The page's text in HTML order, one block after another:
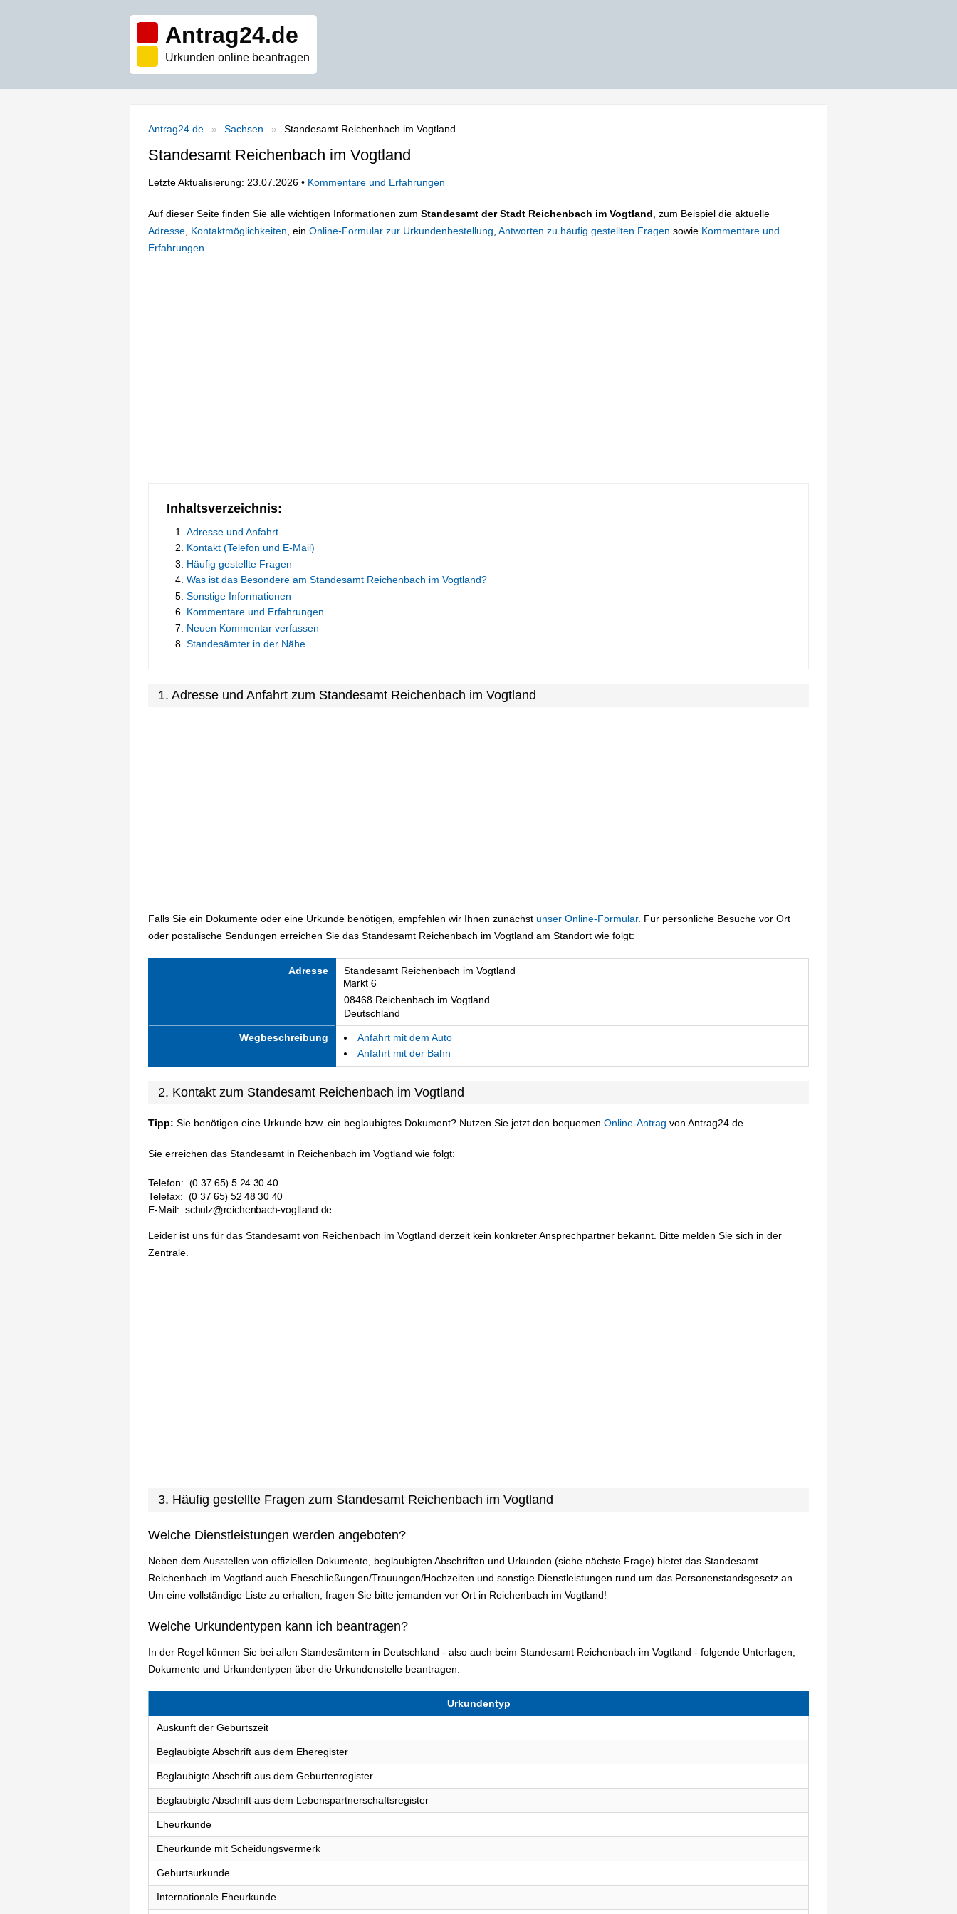
Antrag24.de
Urkunden online beantragen
Antrag24.de Sachsen Standesamt Reichenbach im Vogtland
Standesamt Reichenbach im Vogtland
Letzte Aktualisierung: 23.07.2026 • Kommentare und Erfahrungen
Auf dieser Seite finden Sie alle wichtigen Informationen zum Standesamt der Stadt Reichenbach im Vogtland , zum Beispiel die aktuelle
Adresse Kontaktmöglichkeiten , ein Online-Formular zur Urkundenbestellung Antworten zu häufig gestellten Fragen sowie Kommentare und
Erfahrungen
Inhaltsverzeichnis:
Adresse und Anfahrt
Kontakt (Telefon und E-Mail)
Häufig gestellte Fragen
Was ist das Besondere am Standesamt Reichenbach im Vogtland?
Sonstige Informationen
Kommentare und Erfahrungen
Neuen Kommentar verfassen
Standesämter in der Nähe
1. Adresse und Anfahrt zum Standesamt Reichenbach im Vogtland
Falls Sie ein Dokumente oder eine Urkunde benötigen, empfehlen wir Ihnen zunächst unser Online-Formular. Für persönliche Besuche vor Ort
oder postalische Sendungen erreichen Sie das Standesamt Reichenbach im Vogtland am Standort wie folgt:
Adresse Standesamt Reichenbach im Vogtland
08468 Reichenbach im Vogtland
Deutschland
Wegbeschreibung
Anfahrt mit dem Auto
Anfahrt mit der Bahn
2. Kontakt zum Standesamt Reichenbach im Vogtland
Tipp: Sie benötigen eine Urkunde bzw. ein beglaubigtes Dokument? Nutzen Sie jetzt den bequemen Online-Antrag von Antrag24.de.
Sie erreichen das Standesamt in Reichenbach im Vogtland wie folgt:
Telefon:
Telefax:
E-Mail:
Leider ist uns für das Standesamt von Reichenbach im Vogtland derzeit kein konkreter Ansprechpartner bekannt. Bitte melden Sie sich in der
Zentrale.
3. Häufig gestellte Fragen zum Standesamt Reichenbach im Vogtland
Welche Dienstleistungen werden angeboten?
Neben dem Ausstellen von offiziellen Dokumente, beglaubigten Abschriften und Urkunden (siehe nächste Frage) bietet das Standesamt
Reichenbach im Vogtland auch Eheschließungen/Trauungen/Hochzeiten und sonstige Dienstleistungen rund um das Personenstandsgesetz an.
Um eine vollständige Liste zu erhalten, fragen Sie bitte jemanden vor Ort in Reichenbach im Vogtland!
Welche Urkundentypen kann ich beantragen?
In der Regel können Sie bei allen Standesämtern in Deutschland - also auch beim Standesamt Reichenbach im Vogtland - folgende Unterlagen,
Dokumente und Urkundentypen über die Urkundenstelle beantragen:
Urkundentyp
Auskunft der Geburtszeit
Beglaubigte Abschrift aus dem Eheregister
Beglaubigte Abschrift aus dem Geburtenregister
Beglaubigte Abschrift aus dem Lebenspartnerschaftsregister
Eheurkunde
Eheurkunde mit Scheidungsvermerk
Geburtsurkunde
Internationale Eheurkunde